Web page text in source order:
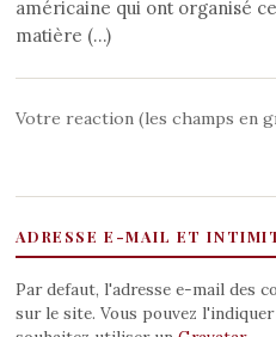
américaine qui ont organisé
matière (…)
Votre reaction (les champs en
ADRESSE E-MAIL ET
Par defaut, l'adresse e-mail des
sur le site. Vous pouvez